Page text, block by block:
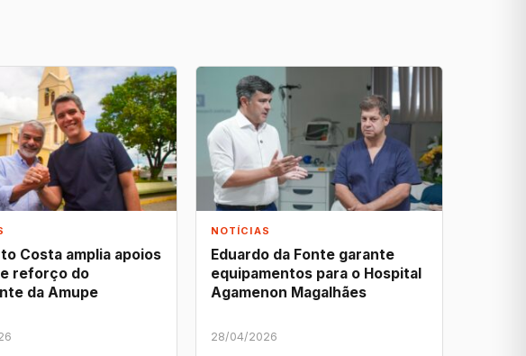
Costa amplia apoios
reforço do
da Amupe
NOTÍCIAS
Eduardo da Fonte garante
equipamentos para o Hospital
Agamenon Magalhães
28/04/2026